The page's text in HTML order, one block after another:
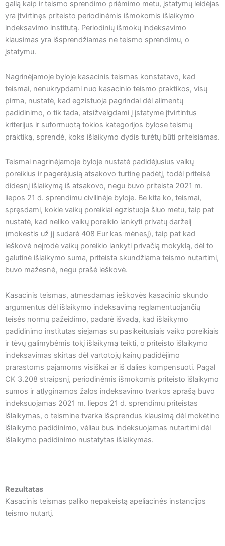
galią kaip ir teismo sprendimo priėmimo metu, įstatymų leidėjas
yra įtvirtinęs priteisto periodinėmis išmokomis išlaikymo
indeksavimo institutą. Periodinių išmokų indeksavimo
klausimas yra išsprendžiamas ne teismo sprendimu, o
įstatymu.
Nagrinėjamoje byloje kasacinis teismas konstatavo, kad
teismai, nenukrypdami nuo kasacinio teismo praktikos, visų
pirma, nustatė, kad egzistuoja pagrindai dėl alimentų
padidinimo, o tik tada, atsižvelgdami į įstatyme įtvirtintus
kriterijus ir suformuotą tokios kategorijos bylose teismų
praktiką, sprendė, koks išlaikymo dydis turėtų būti priteisiamas.
Teismai nagrinėjamoje byloje nustatė padidėjusius vaikų
poreikius ir pagerėjusią atsakovo turtinę padėtį, todėl priteisė
didesnį išlaikymą iš atsakovo, negu buvo priteista 2021 m.
liepos 21 d. sprendimu civilinėje byloje. Be kita ko, teismai,
spręsdami, kokie vaikų poreikiai egzistuoja šiuo metu, taip pat
nustatė, kad neliko vaikų poreikio lankyti privatų darželį
(mokestis už jį sudarė 408 Eur kas mėnesį), taip pat kad
ieškovė neįrodė vaikų poreikio lankyti privačią mokyklą, dėl to
galutinė išlaikymo suma, priteista skundžiama teismo nutartimi,
buvo mažesnė, negu prašė ieškovė.
Kasacinis teismas, atmesdamas ieškovės kasacinio skundo
argumentus dėl išlaikymo indeksavimą reglamentuojančių
teisės normų pažeidimo, padarė išvadą, kad išlaikymo
padidinimo institutas siejamas su pasikeitusiais vaiko poreikiais
ir tėvų galimybėmis tokį išlaikymą teikti, o priteisto išlaikymo
indeksavimas skirtas dėl vartotojų kainų padidėjimo
prarastoms pajamoms visiškai ar iš dalies kompensuoti. Pagal
CK 3.208 straipsnį, periodinėmis išmokomis priteisto išlaikymo
sumos ir atlyginamos žalos indeksavimo tvarkos aprašą buvo
indeksuojamas 2021 m. liepos 21 d. sprendimu priteistas
išlaikymas, o teismine tvarka išsprendus klausimą dėl mokėtino
išlaikymo padidinimo, vėliau bus indeksuojamas nutartimi dėl
išlaikymo padidinimo nustatytas išlaikymas.
Rezultatas
Kasacinis teismas paliko nepakeistą apeliacinės instancijos
teismo nutartį.